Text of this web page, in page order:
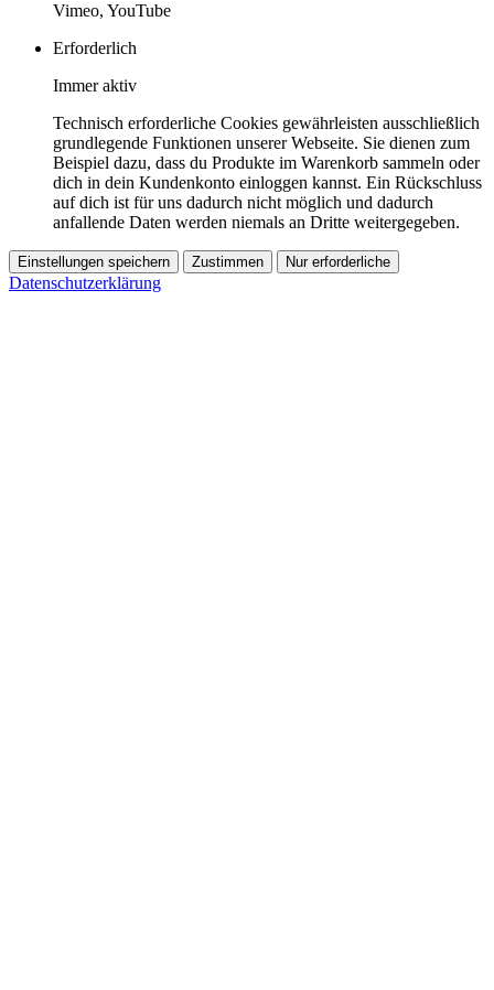
Vimeo, YouTube
Erforderlich
Immer aktiv
Technisch erforderliche Cookies gewährleisten ausschließlich
grundlegende Funktionen unserer Webseite. Sie dienen zum
Beispiel dazu, dass du Produkte im Warenkorb sammeln oder
dich in dein Kundenkonto einloggen kannst. Ein Rückschluss
auf dich ist für uns dadurch nicht möglich und dadurch
anfallende Daten werden niemals an Dritte weitergegeben.
Einstellungen speichern Zustimmen Nur erforderliche
Datenschutzerklärung